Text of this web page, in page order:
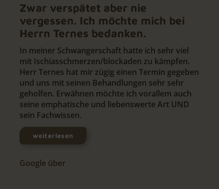
Zwar verspätet aber nie
vergessen. Ich möchte mich bei
Herrn Ternes bedanken.
In meiner Schwangerschaft hatte ich sehr viel
mit Ischiasschmerzen/blockaden zu kämpfen.
Herr Ternes hat mir zügig einen Termin gegeben
und uns mit seinen Behandlungen sehr sehr
geholfen. Erwähnen möchte ich vorallem auch
seine emphatische und liebenswerte Art UND
sein Fachwissen.
weiterlesen
Google über